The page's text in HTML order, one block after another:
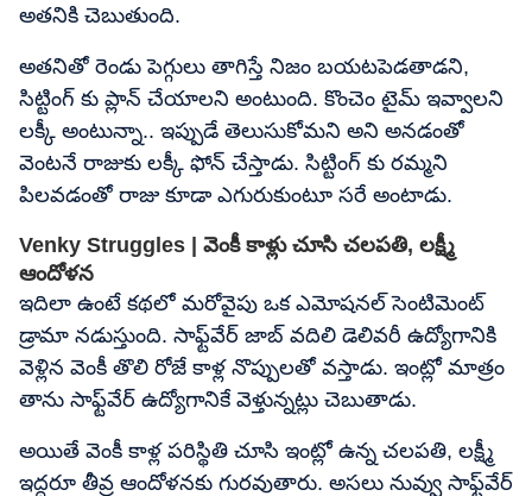
అతనికి చెబుతుంది.
అతనితో రెండు పెగ్గులు తాగిస్తే నిజం బయటపెడతాడని,
సిట్టింగ్ కు ప్లాన్ చేయాలని అంటుంది. కొంచెం టైమ్ ఇవ్వాలని
లక్కీ అంటున్నా.. ఇప్పుడే తెలుసుకోమని అని అనడంతో
వెంటనే రాజుకు లక్కీ ఫోన్ చేస్తాడు. సిట్టింగ్ కు రమ్మని
పిలవడంతో రాజు కూడా ఎగురుకుంటూ సరే అంటాడు.
Venky Struggles | వెంకీ కాళ్లు చూసి చలపతి, లక్ష్మీ
ఆందోళన
ఇదిలా ఉంటే కథలో మరోవైపు ఒక ఎమోషనల్ సెంటిమెంట్
డ్రామా నడుస్తుంది. సాఫ్ట్‌వేర్ జాబ్ వదిలి డెలివరీ ఉద్యోగానికి
వెళ్లిన వెంకీ తొలి రోజే కాళ్ల నొప్పులతో వస్తాడు. ఇంట్లో మాత్రం
తాను సాఫ్ట్‌వేర్ ఉద్యోగానికే వెళ్తున్నట్లు చెబుతాడు.
అయితే వెంకీ కాళ్ల పరిస్థితి చూసి ఇంట్లో ఉన్న చలపతి, లక్ష్మీ
ఇద్దరూ తీవ్ర ఆందోళనకు గురవుతారు. అసలు నువ్వు సాఫ్ట్‌వేర్